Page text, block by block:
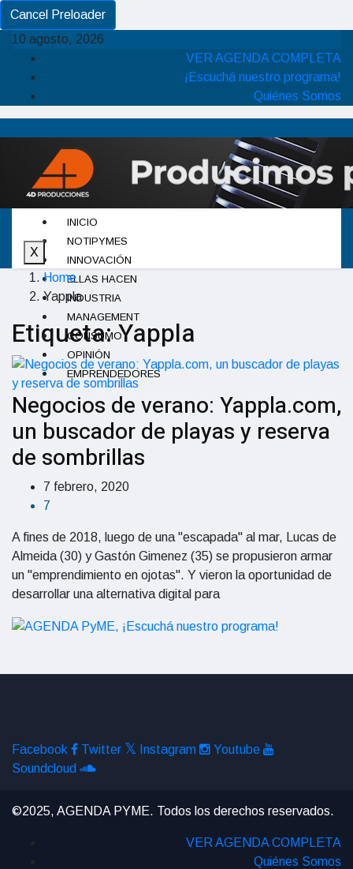
Cancel Preloader
10 agosto, 2026
VER AGENDA COMPLETA
¡Escuchá nuestro programa!
Quiénes Somos
INICIO
NOTIPYMES
INNOVACIÓN
ELLAS HACEN
INDUSTRIA
MANAGEMENT
CONSUMO
OPINIÓN
EMPRENDEDORES
X
Home
Yappla
Etiqueta:Yappla
Negocios de verano: Yappla.com,
un buscador de playas y reserva
de sombrillas
7 febrero, 2020
7
A fines de 2018, luego de una "escapada" al mar, Lucas de
Almeida (30) y Gastón Gimenez (35) se propusieron armar
un "emprendimiento en ojotas". Y vieron la oportunidad de
desarrollar una alternativa digital para
Facebook Twitter Instagram
Youtube
Soundcloud
©2025, AGENDA PYME. Todos los derechos reservados.
VER AGENDA COMPLETA
Quiénes Somos